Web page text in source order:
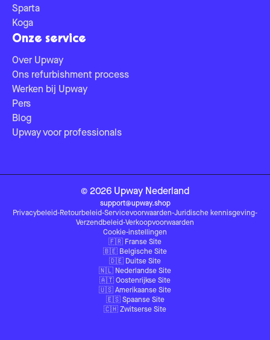
Sparta
Koga
Onze service
Over Upway
Ons refurbishment process
Werken bij Upway
Pers
Blog
Upway voor professionals
© 2026 Upway Nederland
support@upway.shop
Privacybeleid-Retourbeleid-Servicevoorwaarden-Juridische kennisgeving-
Verzendbeleid-Verkoopvoorwaarden
Cookie-instellingen
🇫🇷 Franse Site
🇧🇪 Belgische Site
🇩🇪 Duitse Site
🇳🇱 Nederlandse Site
🇦🇹 Oostenrijkse Site
🇺🇸 Amerikaanse Site
🇪🇸 Spaanse Site
🇨🇭 Zwitserse Site